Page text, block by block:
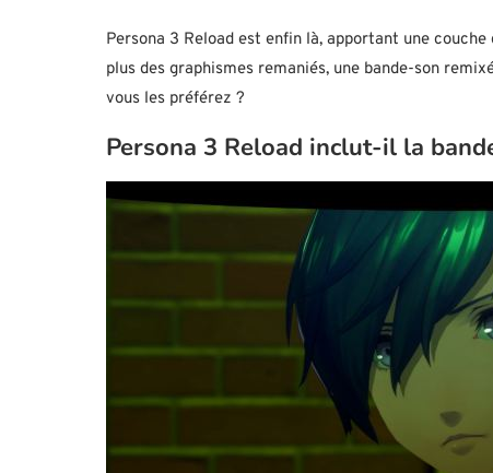
Persona 3 Reload est enfin là, apportant une
plus des graphismes remaniés, une bande-son
vous les préférez ?
Persona 3 Reload inclut-il la